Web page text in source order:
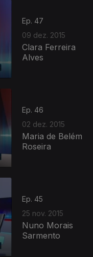
Ep. 47
09 dez. 2015
Clara Ferreira
Alves
Ep. 46
02 dez. 2015
Maria de Belém
Roseira
Ep. 45
25 nov. 2015
Nuno Morais
Sarmento